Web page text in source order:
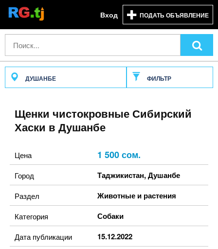
Вход ПОДАТЬ ОБЪЯВЛЕНИЕ
ДУШАНБЕ ФИЛЬТР
Щенки чистокровные Сибирский
Хаски в Душанбе
Цена 1 500 сом.
Город Таджикистан,Душанбе
Раздел Животные и растения
Категория Собаки
Дата публикации 15.12.2022